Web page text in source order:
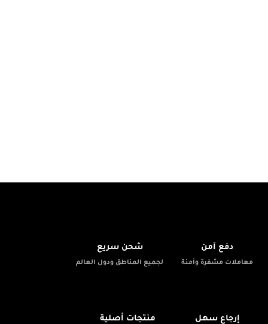
دفع آمن
معاملات مشفرة وآمنة
شحن سريع
لجميع المناطق ودول العالم
إرجاع سهل منتجات أصلية